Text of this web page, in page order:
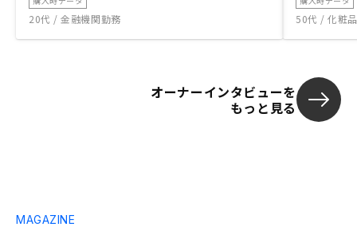
20代 / 金融機関勤務 50代 / 化粧
オーナーインタビューを
もっと見る
MAGAZINE